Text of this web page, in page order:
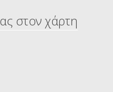
στον χάρτη